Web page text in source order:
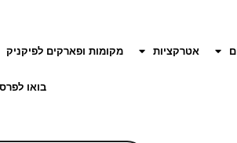
אטרקציות מקומות ופארקים לפיקניק
בואו